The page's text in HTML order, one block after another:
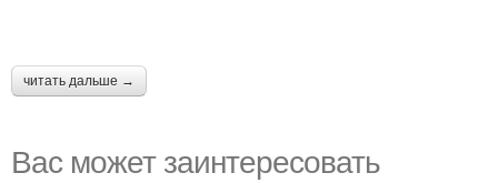
читать дальше →
Вас может заинтересовать